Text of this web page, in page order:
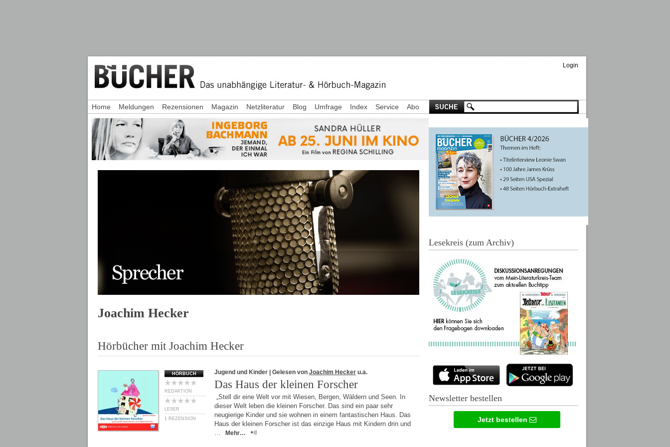
Login
Joachim Hecker
Hörbücher mit Joachim Hecker
HÖRBUCH
REDAKTION
LESER
1 REZENSION
Jugend und Kinder | Gelesen von Joachim Hecker u.a.
Das Haus der kleinen Forscher
„Stell dir eine Welt vor mit Wiesen, Bergen, Wäldern und Seen. In
dieser Welt leben die kleinen Forscher. Das sind ein paar sehr
neugierige Kinder und sie wohnen in einem fantastischen Haus. Das
Haus der kleinen Forscher ist das einzige Haus mit Kindern drin und
…
Mehr…
Home Meldungen Rezensionen Magazin Netzliteratur Blog Umfrage Index Service Abo
Lesekreis (zum Archiv)
Newsletter bestellen
Jetzt bestellen